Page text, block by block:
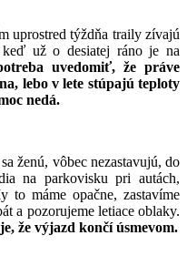
uprostred týždňa traily zívajú
keď už o desiatej ráno je na
uvedomiť, že práve
lebo v lete stúpajú teploty
nedá.
ženú, vôbec nezastavujú, do
na parkovisku pri autách,
to máme opačne, zastavíme
a pozorujeme letiace oblaky.
že výjazd končí úsmevom.